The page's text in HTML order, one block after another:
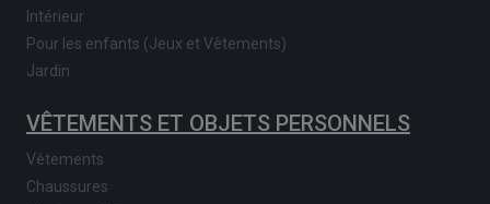
Intérieur
Pour les enfants (Jeux et Vêtements)
Jardin
VÊTEMENTS ET OBJETS PERSONNELS
Vêtements
Chaussures